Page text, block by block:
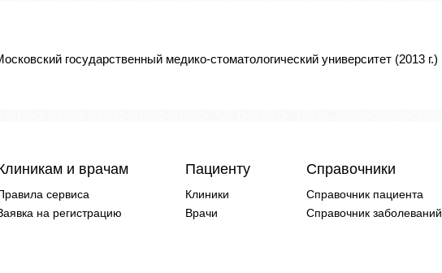
государственный медико-стоматологический университет (2013 г.)
и врачам
сервиса
на регистрацию
Пациенту
Клиники
Врачи
Справочники
Справочник пациента
Справочник заболеваний